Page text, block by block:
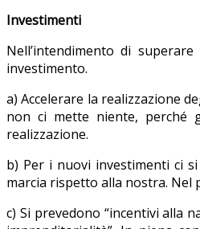
Investimenti
Nell’intendimento di
investimento.
a) Accelerare la realizzazione
non ci mette niente, perché
realizzazione.
b) Per i nuovi investimenti ci
marcia rispetto alla nostra. Nel
c) Si prevedono “incentivi alla